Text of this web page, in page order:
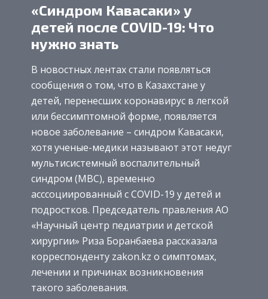
«Синдром Кавасаки» у
детей после COVID-19: Что
нужно знать
В новостных лентах стали появляться
сообщения о том, что в Казахстане у
детей, перенесших коронавирус в легкой
или бессимптомной форме, появляется
новое заболевание – синдром Кавасаки,
хотя ученые-медики называют этот недуг
мультисистемный воспалительный
синдром (МВС), временно
асссоциированный с COVID-19 у детей и
подростков. Председатель правления АО
«Научный центр педиатрии и детской
хирургии» Риза Боранбаева рассказала
корреспонденту zakon.kz о симптомах,
лечении и причинах возникновения
такого заболевания.